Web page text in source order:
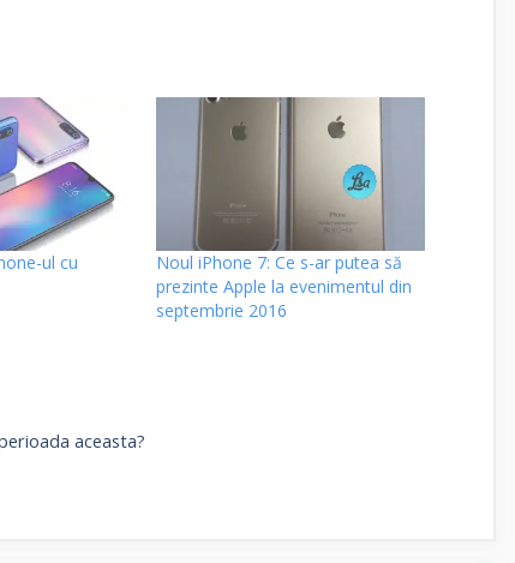
ul cu
Noul iPhone 7: Ce s-ar putea să
prezinte Apple la evenimentul din
septembrie 2016
aceasta?